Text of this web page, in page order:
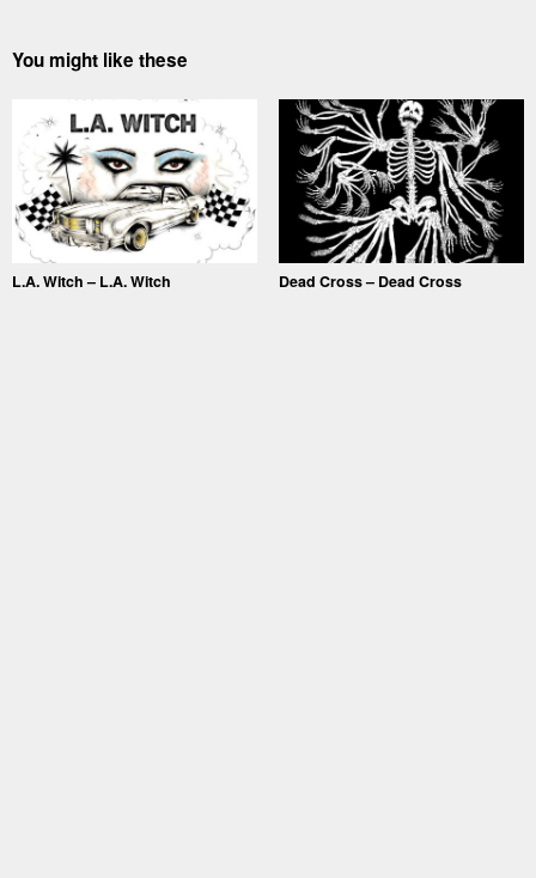
You might like these
L.A. Witch – L.A. Witch Dead Cross – Dead Cross